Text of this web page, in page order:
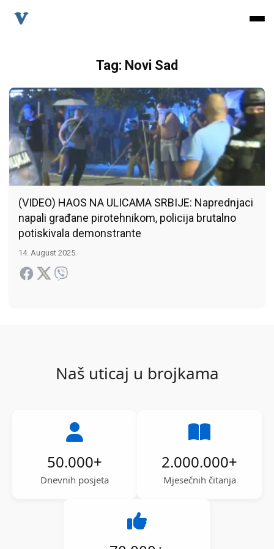
Tag: Novi Sad
(VIDEO) HAOS NA ULICAMA SRBIJE: Naprednjaci
napali građane pirotehnikom, policija brutalno
potiskivala demonstrante
14. August 2025.
Naš uticaj u brojkama
50.000+
Dnevnih posjeta
2.000.000+
Mjesečnih čitanja